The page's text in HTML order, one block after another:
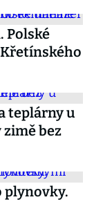
Polské
teplárny u
zimě bez
plynovky.